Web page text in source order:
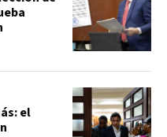
el